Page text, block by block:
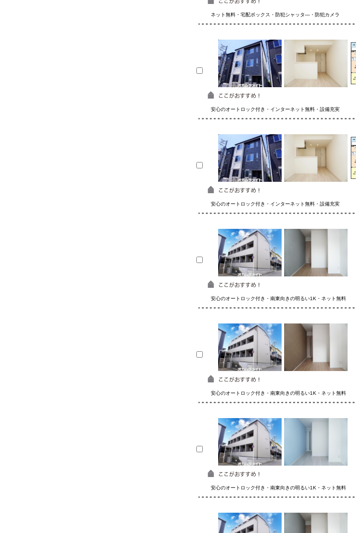
ネット無料・宅配ボックス・防犯シャッタ―・防犯カメラ
安心のオートロック付き・インターネット無料・設備充実
安心のオートロック付き・インターネット無料・設備充実
安心のオートロック付き・南東向きの明るい1K・ネット無料
安心のオートロック付き・南東向きの明るい1K・ネット無料
安心のオートロック付き・南東向きの明るい1K・ネット無料